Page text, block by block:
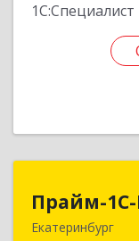
1С:Специалист
Прайм-1С-
Екатеринбург
620142,